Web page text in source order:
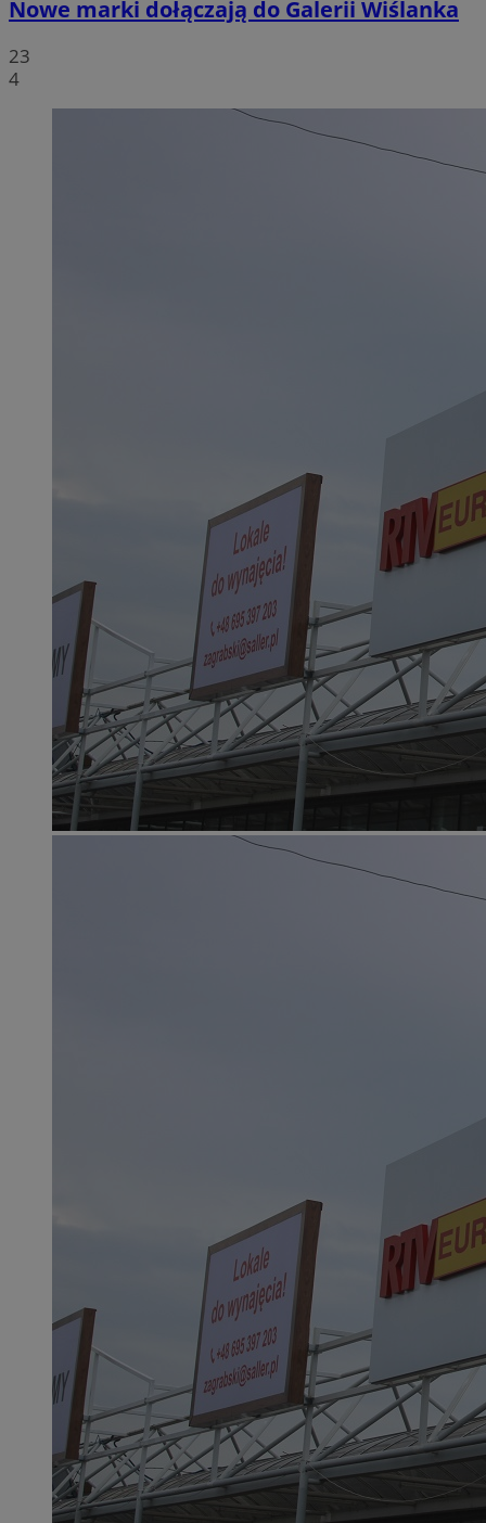
Nowe marki dołączają do Galerii Wiślanka
23
4